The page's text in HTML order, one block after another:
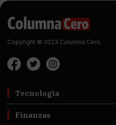
Copyright © 2023 Columna Cero
Tecnología
Finanzas